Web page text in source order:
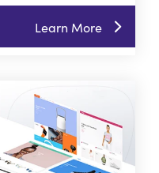
Learn More